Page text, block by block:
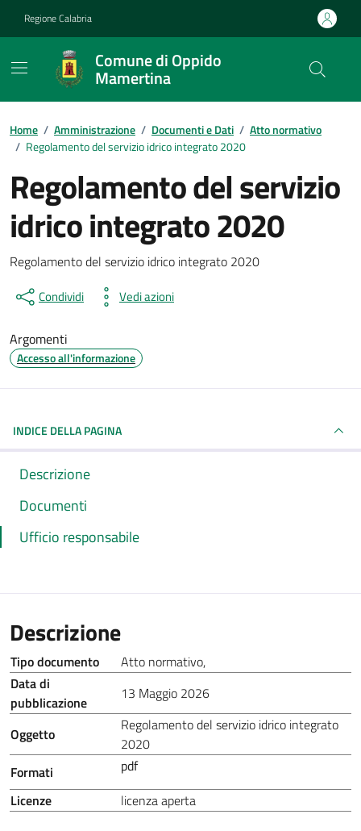
Regione Calabria
Comune di Oppido
Mamertina
Home / Amministrazione / Documenti e Dati / Atto normativo
/ Regolamento del servizio idrico integrato 2020
Regolamento del servizio
idrico integrato 2020
Dettagli del documento
Regolamento del servizio idrico integrato 2020
Condividi Vedi azioni
Argomenti
Accesso all'informazione
INDICE DELLA PAGINA
Descrizione
Documenti
Ufficio responsabile
Descrizione
Tipo documento Atto normativo,
Data di
pubblicazione
13 Maggio 2026
Oggetto
Regolamento del servizio idrico integrato
2020
Formati
pdf
Licenze
licenza aperta